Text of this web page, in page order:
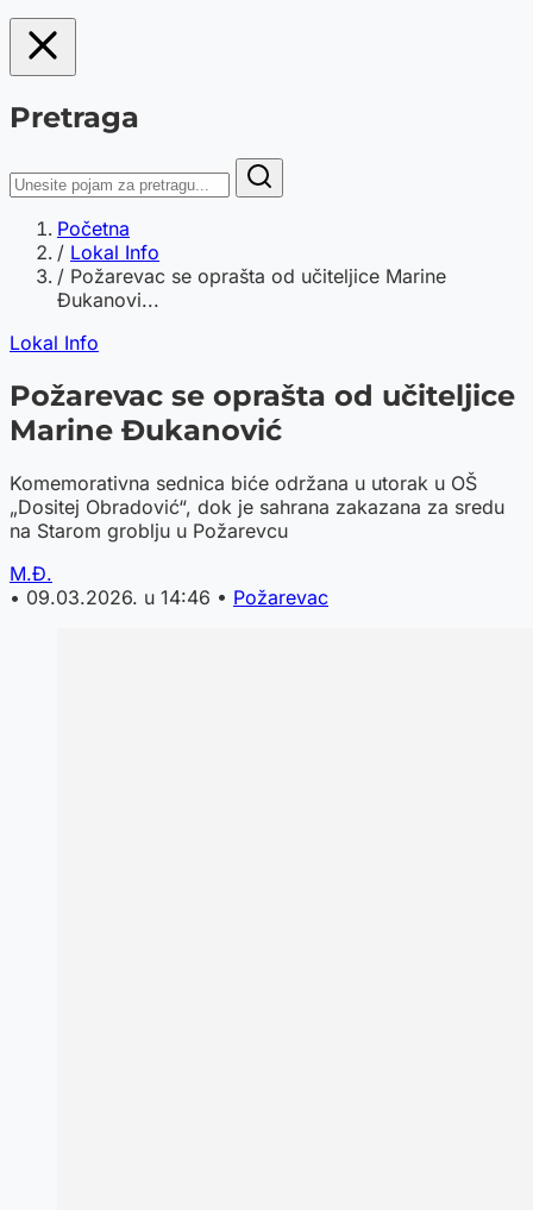
Pretraga
Početna
/ Lokal Info
/ Požarevac se oprašta od učiteljice Marine
Đukanovi...
Lokal Info
Požarevac se oprašta od učiteljice
Marine Đukanović
Komemorativna sednica biće održana u utorak u OŠ
„Dositej Obradović“, dok je sahrana zakazana za sredu
na Starom groblju u Požarevcu
M.Đ.
• 09.03.2026. u 14:46 • Požarevac